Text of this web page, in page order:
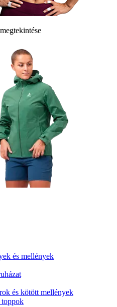
és mellények
és kötött mellények